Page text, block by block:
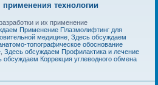
технологии
и их применение
Применение Плазмолифтинг для
медицине Здесь обсуждаем
топографическое обоснование
Здесь обсуждаем Профилактика и лечение
обсуждаем Коррекция углеводного обмена